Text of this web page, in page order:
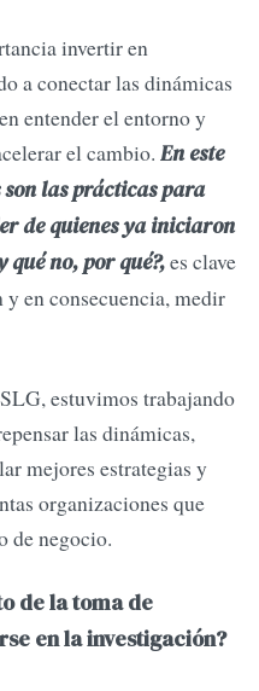
invertir en
a conectar las dinámicas
entender el entorno y
el cambio. En este
las prácticas para
de quienes ya iniciaron
qué no, por qué?,es clave
en consecuencia, medir
estuvimos trabajando
las dinámicas,
mejores estrategias y
organizaciones que
de negocio.
de la toma de
en la investigación?